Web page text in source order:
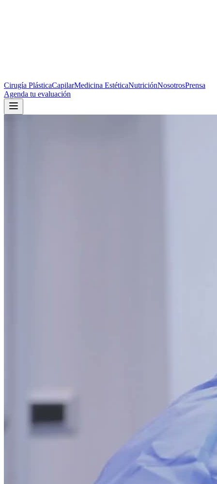
Cirugía PlásticaCapilarMedicina EstéticaNutriciónNosotrosPrensa
Agenda tu evaluación